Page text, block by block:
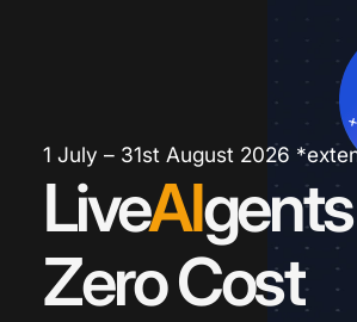
1 July – 31st August 2026
LiveAI
Zero Cost